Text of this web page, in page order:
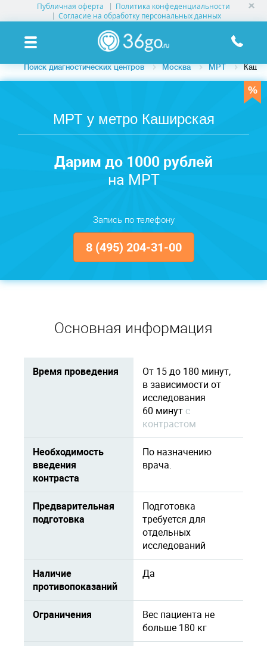
Публичная оферта
Политика конфеденциальности
Согласие на обработку персональных данных
УСЛУГИ КЛИНИК
КЛИНИКИ НА КАРТЕ
ПАМЯТКА ПАЦИЕНТУ
Поиск диагностических центров Москва МРТ
МРТ у метро Каширская
Дарим до 1000 рублей
на МРТ
Запись по телефону
8 (495) 204-31-00
Основная информация
Время проведения
От 15 до 180 минут,
в зависимости от
исследования
60 минут c
контрастом
Необходимость
введения
контраста
По назначению
врача.
Предварительная
подготовка
Подготовка
требуется для
отдельных
исследований
Наличие
противопоказаний
Да
Ограничения
Вес пациента не
больше 180 кг